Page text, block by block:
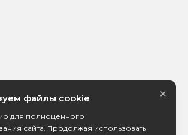
файлы cookie
для полноценного
сайта. Продолжая использовать
×